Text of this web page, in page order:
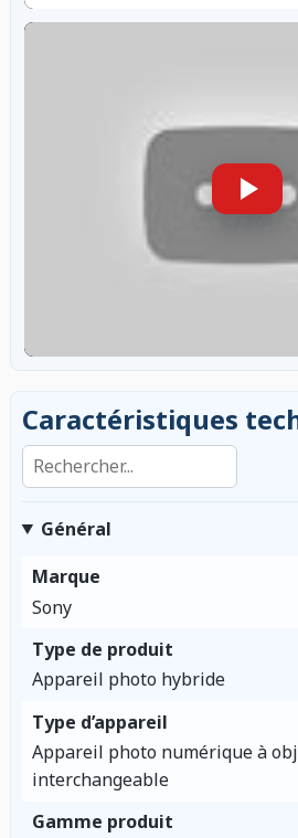
Caractéristiques
Rechercher dans les
Général
Marque
Sony
Type de produit
Appareil photo hybride
Type d’appareil
Appareil photo numérique à
interchangeable
Gamme produit